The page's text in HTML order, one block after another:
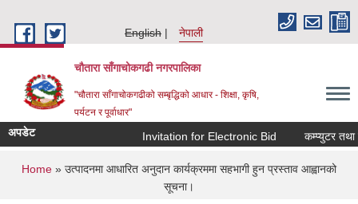
English
नेपाली
चौतारा साँगाचोकगढी नगरपालिका
"चौतारा साँगाचोकगढीको सम्बृद्धिको आधार - शिक्षा, कृषि,
पर्यटन र पूर्वाधार"
अपडेट Invitation for Electronic Bid कम्प्युटर तथा
You are here
Home » उत्पादनमा आधारित अनुदान कार्यक्रममा सहभागी हुन प्रस्ताव आह्वानको
सूचना।